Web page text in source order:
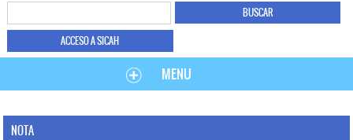
ACCESO A SICAH
MENU
NOTA